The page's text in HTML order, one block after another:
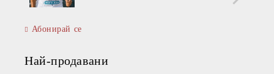
Абонирай се
Най-продавани